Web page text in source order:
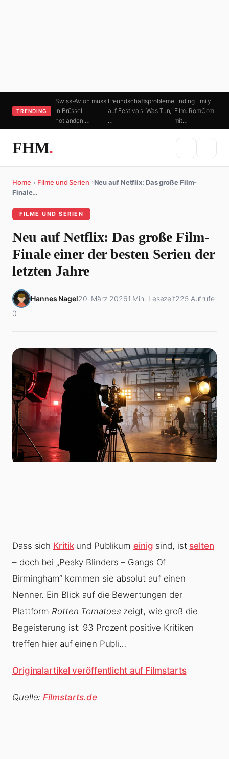
TRENDING
Swiss-Avion muss
in Brüssel
notlanden:…
Freundschaftsprobleme
auf Festivals: Was Tun,
…
Finding Emily
Film: RomCom
mit…
FHM.
Home › Filme und Serien ›Neu auf Netflix: Das große Film-
Finale…
FILME UND SERIEN
Neu auf Netflix: Das große Film-
Finale einer der besten Serien der
letzten Jahre
Hannes Nagel20. März 20261 Min. Lesezeit225 Aufrufe
0
Dass sich Kritikund Publikumeinig sind, ist selten
– doch bei „Peaky Blinders – Gangs Of
Birmingham“ kommen sie absolut auf einen
Nenner. Ein Blick auf die Bewertungen der
Plattform Rotten Tomatoes zeigt, wie groß die
Begeisterung ist: 93 Prozent positive Kritiken
treffen hier auf einen Publi…
Originalartikel veröffentlicht auf Filmstarts
Quelle:Filmstarts.de